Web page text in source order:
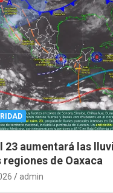
23 aumentará las
regiones de Oaxaca
admin